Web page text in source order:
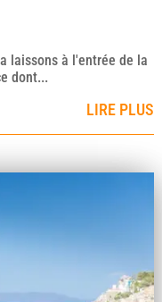
laissons à l'entrée de la
dont...
LIRE PLUS